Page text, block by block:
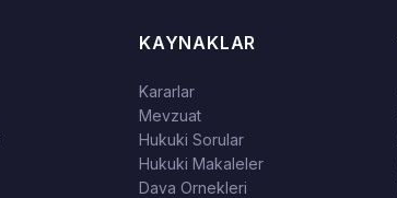
KAYNAKLAR
Kararlar
Mevzuat
Hukuki Sorular
Hukuki Makaleler
Dava Ornekleri